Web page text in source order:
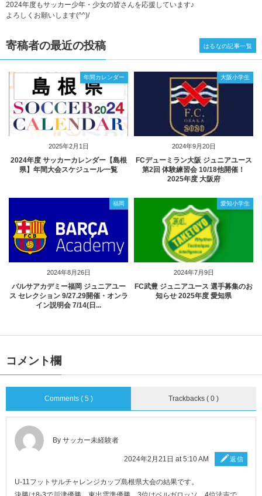
2024年度もサッカー少年・少女の皆さんを応援しています♪
よろしくお願いします(^^)/
寄稿者の最近の投稿
2025年2月1日
年間カレンダー
2024年度 サッカーカレンダー【島根
県】年間大会スケジュール一覧
2024年9月20日
大阪小学生
FCデューミラン大阪 ジュニアユース
第2回 体験練習会 10/18他開催！
2025年度 大阪府
2024年8月26日
福岡
バルサアカデミー福岡 ジュニアユー
ス セレクション 9/27.29開催・オンラ
イン説明会 7/14(日...
2024年7月9日
愛知小学生
FC武豊 ジュニアユース 選手募集のお
知らせ 2025年度 愛知県
はるなの記事一覧
コメント欄
Comments ( 5 ) Trackbacks ( 0 )
By サッカー未経験者
2024年2月21日 at 5:10 AM 返信
U-11フットサルチャレンジカップ島根県大会の結果です。